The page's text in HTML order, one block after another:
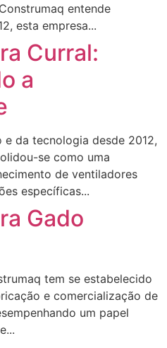
entende
esta empresa...
Curral:
a
da tecnologia desde 2012,
se como uma
de ventiladores
específicas...
Gado
tem se estabelecido
e comercialização de
um papel